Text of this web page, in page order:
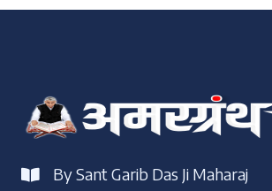
By Sant Garib Das Ji Maharaj